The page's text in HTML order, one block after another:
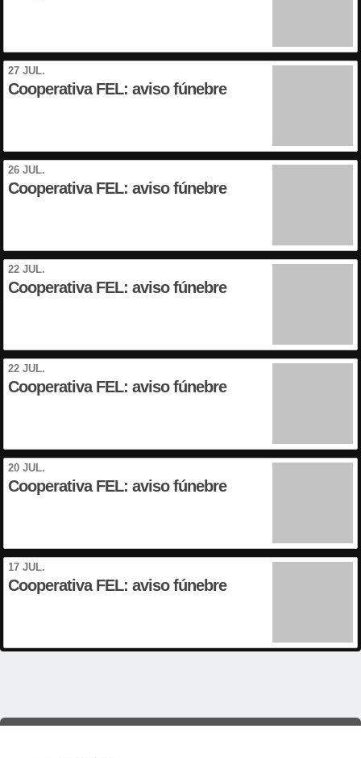
27 JUL.
Cooperativa FEL: aviso fúnebre
26 JUL.
Cooperativa FEL: aviso fúnebre
22 JUL.
Cooperativa FEL: aviso fúnebre
22 JUL.
Cooperativa FEL: aviso fúnebre
20 JUL.
Cooperativa FEL: aviso fúnebre
17 JUL.
Cooperativa FEL: aviso fúnebre